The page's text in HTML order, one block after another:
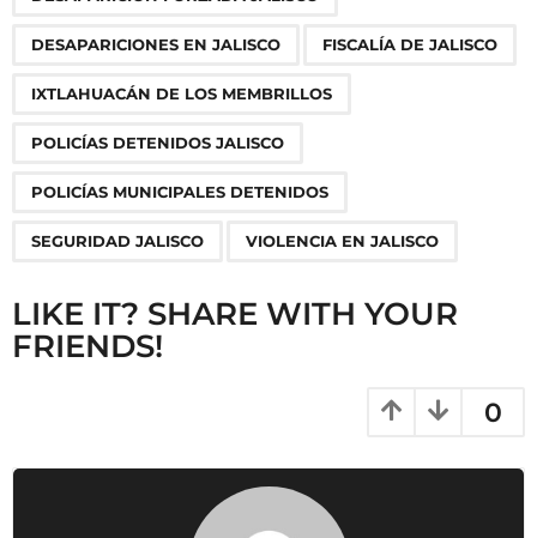
DESAPARICIONES EN JALISCO FISCALÍA DE JALISCO
IXTLAHUACÁN DE LOS MEMBRILLOS
POLICÍAS DETENIDOS JALISCO
POLICÍAS MUNICIPALES DETENIDOS
SEGURIDAD JALISCO VIOLENCIA EN JALISCO
LIKE IT? SHARE WITH YOUR
FRIENDS!
0